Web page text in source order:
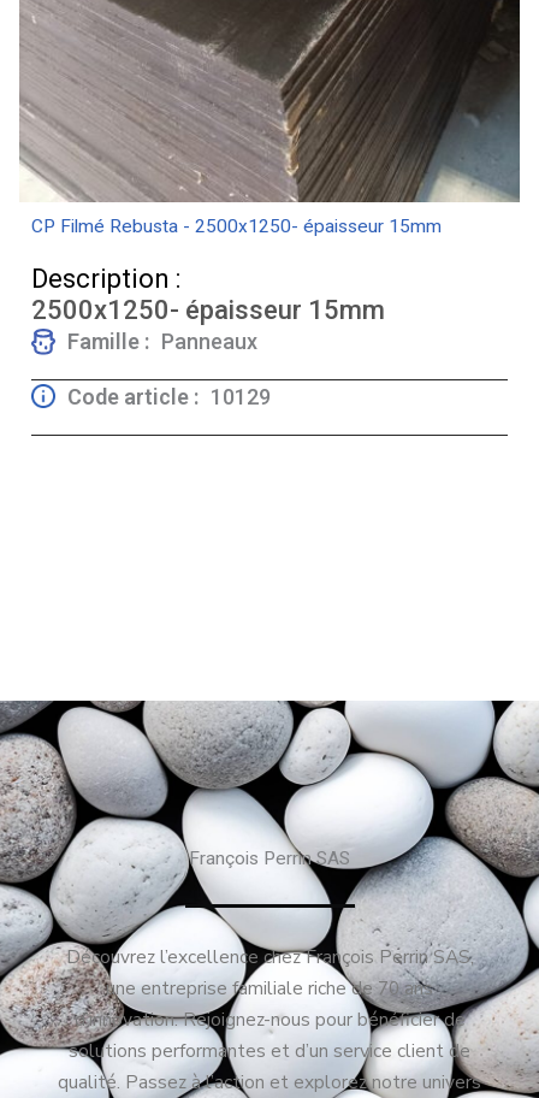
CP Filmé Rebusta - 2500x1250- épaisseur 15mm
Description :
2500x1250- épaisseur 15mm
Famille : Panneaux
Code article : 10129
François Perrin SAS
Découvrez l’excellence chez François Perrin SAS,
une entreprise familiale riche de 70 ans
d’innovation. Rejoignez-nous pour bénéficier de
solutions performantes et d’un service client de
qualité. Passez à l’action et explorez notre univers